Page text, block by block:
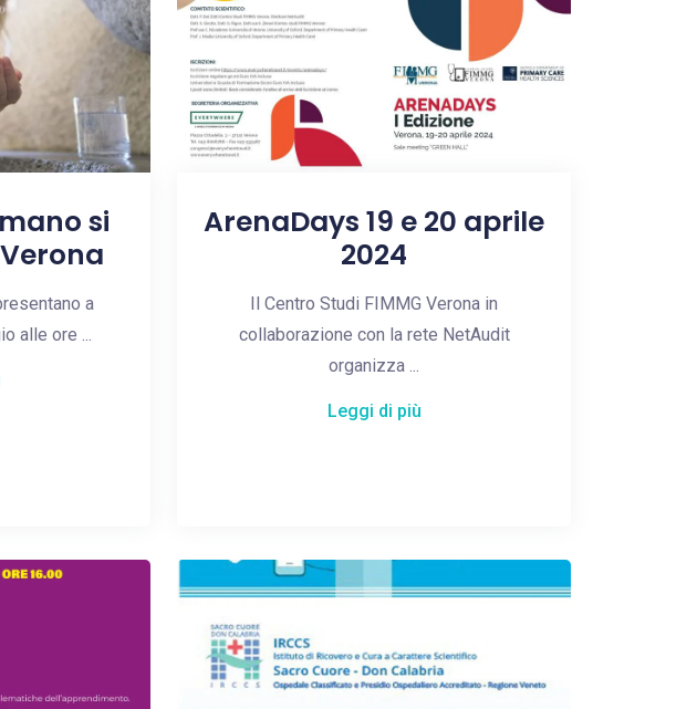
si
a
alle ore ...
ArenaDays 19 e 20 aprile
2024
Il Centro Studi FIMMG Verona in
collaborazione con la rete NetAudit
organizza ...
Leggi di più